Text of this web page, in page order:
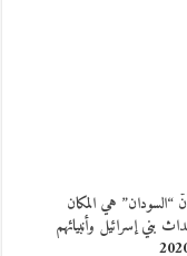
هي المكان
بني إسرائيل وأنبيائهم